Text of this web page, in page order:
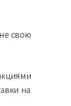
свою
на